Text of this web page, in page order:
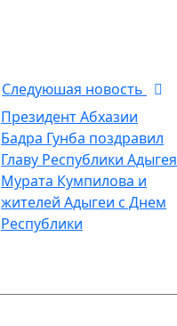
Следуюшая новость
Президент Абхазии
Бадра Гунба поздравил
Главу Республики Адыгея
Мурата Кумпилова и
жителей Адыгеи с Днем
Республики